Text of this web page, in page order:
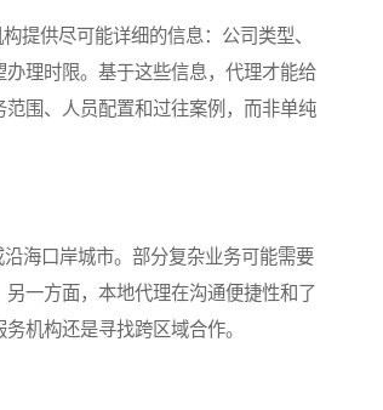
供尽可能详细的信息：公司类型、
理时限。基于这些信息，代理才能给
围、人员配置和过往案例，而非单纯
海口岸城市。部分复杂业务可能需要
一方面，本地代理在沟通便捷性和了
机构还是寻找跨区域合作。